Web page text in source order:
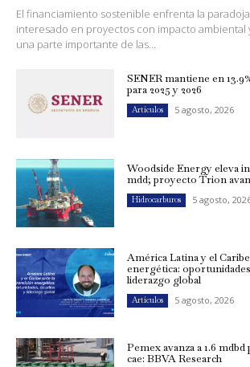
El financiamiento sostenible enfrenta la
interesado en proyectos con impacto ambiental
una parte importante de las...
SENER mantiene en
para 2025 y 2026
Artículos 5 agosto, 2026
Woodside Energy eleva
mdd; proyecto Trion
Hidrocarburos 5 agosto,
América Latina y el
energética:
liderazgo global
Artículos 5 agosto, 2026
Pemex avanza a 1.6
cae: BBVA Research